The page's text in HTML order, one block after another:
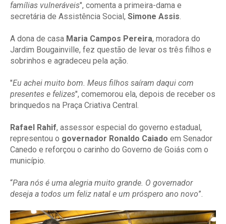
famílias vulneráveis", comenta a primeira-dama e
secretária de Assistência Social, Simone Assis.
A dona de casa Maria Campos Pereira, moradora do
Jardim Bougainville, fez questão de levar os três filhos e
sobrinhos e agradeceu pela ação.
"Eu achei muito bom. Meus filhos saíram daqui com
presentes e felizes", comemorou ela, depois de receber os
brinquedos na Praça Criativa Central.
Rafael Rahif, assessor especial do governo estadual,
representou o governador Ronaldo Caiado em Senador
Canedo e reforçou o carinho do Governo de Goiás com o
município.
“Para nós é uma alegria muito grande. O governador
deseja a todos um feliz natal e um próspero ano novo”.